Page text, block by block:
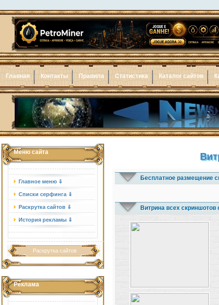
Главная Контакты Правила Статистика Каталог сайтов
Меню сайта
Главное меню ⇓
Списки серфинга ⇓
Раскрутка сайтов ⇓
История рекламы ⇓
Раскрутка сайтов
Реклама
Бесплатное размещение
Витрина всех скриншотов